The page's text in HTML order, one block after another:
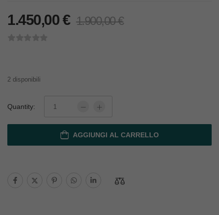
1.450,00€ 1.900,00€
2 disponibili
Quantity:
AGGIUNGI AL CARRELLO